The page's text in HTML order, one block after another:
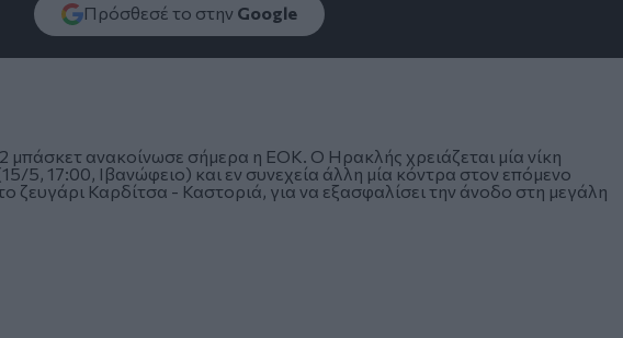
Πρόσθεσέ το στην Google
ανακοίνωσε σήμερα η EOK. Ο Ηρακλής χρειάζεται μία νίκη
5, 17:00, Ιβανώφειο) και εν συνεχεία άλλη μία κόντρα στον επόμενο
ζευγάρι Καρδίτσα - Καστοριά, για να εξασφαλίσει την άνοδο στη μεγάλη